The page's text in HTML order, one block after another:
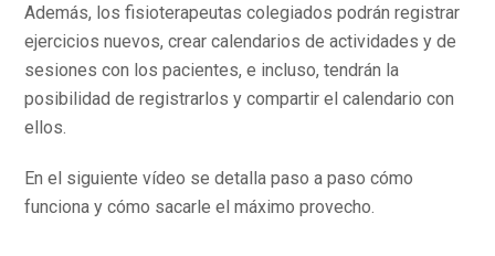
Además, los fisioterapeutas colegiados podrán registrar
ejercicios nuevos, crear calendarios de actividades y de
sesiones con los pacientes, e incluso, tendrán la
posibilidad de registrarlos y compartir el calendario con
ellos.
En el siguiente vídeo se detalla paso a paso cómo
funciona y cómo sacarle el máximo provecho.